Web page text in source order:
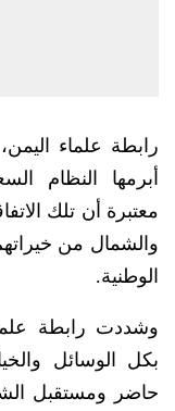
رابطة علماء
أبرمها النظام
معتبرة أن تلك
والشمال من
الوطنية.
وشددت رابطة
بكل الوسائل
حاضر ومستقبل